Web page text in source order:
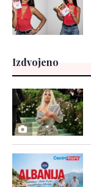
Izdvojeno